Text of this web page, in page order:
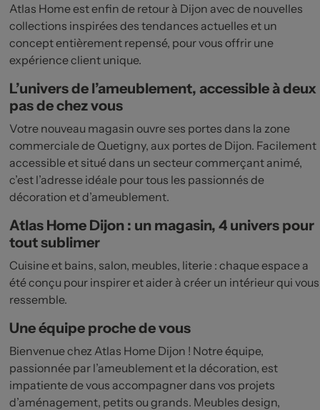
Atlas Home est enfin de retour à Dijon avec de nouvelles
collections inspirées des tendances actuelles et un
concept entièrement repensé, pour vous offrir une
expérience client unique.
L’univers de l’ameublement, accessible à deux
pas de chez vous
Votre nouveau magasin ouvre ses portes dans la zone
commerciale de Quetigny, aux portes de Dijon. Facilement
accessible et situé dans un secteur commerçant animé,
c’est l’adresse idéale pour tous les passionnés de
décoration et d’ameublement.
Atlas Home Dijon : un magasin, 4 univers pour
tout sublimer
Cuisine et bains, salon, meubles, literie : chaque espace a
été conçu pour inspirer et aider à créer un intérieur qui vous
ressemble.
Une équipe proche de vous
Bienvenue chez Atlas Home Dijon ! Notre équipe,
passionnée par l’ameublement et la décoration, est
impatiente de vous accompagner dans vos projets
d’aménagement, petits ou grands. Meubles design,